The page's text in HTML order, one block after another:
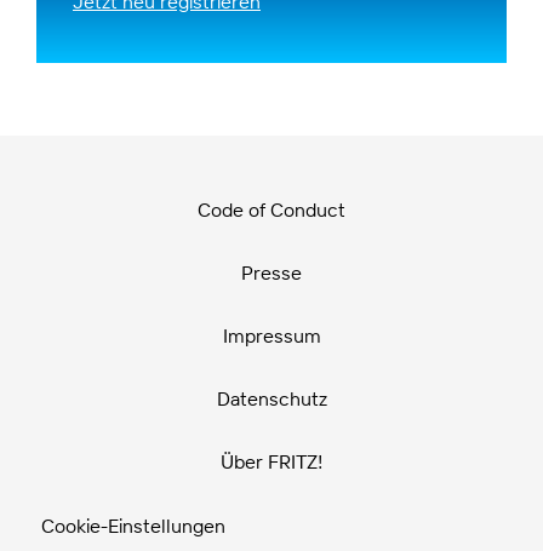
Code of Conduct
Presse
Impressum
Datenschutz
Über FRITZ!
Cookie-Einstellungen